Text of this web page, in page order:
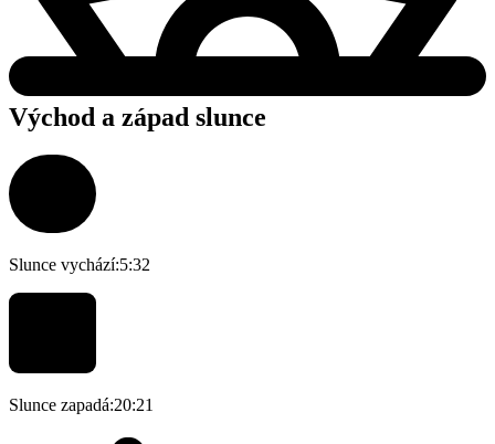
Východ a západ slunce
Slunce vychází:5:32
Slunce zapadá:20:21